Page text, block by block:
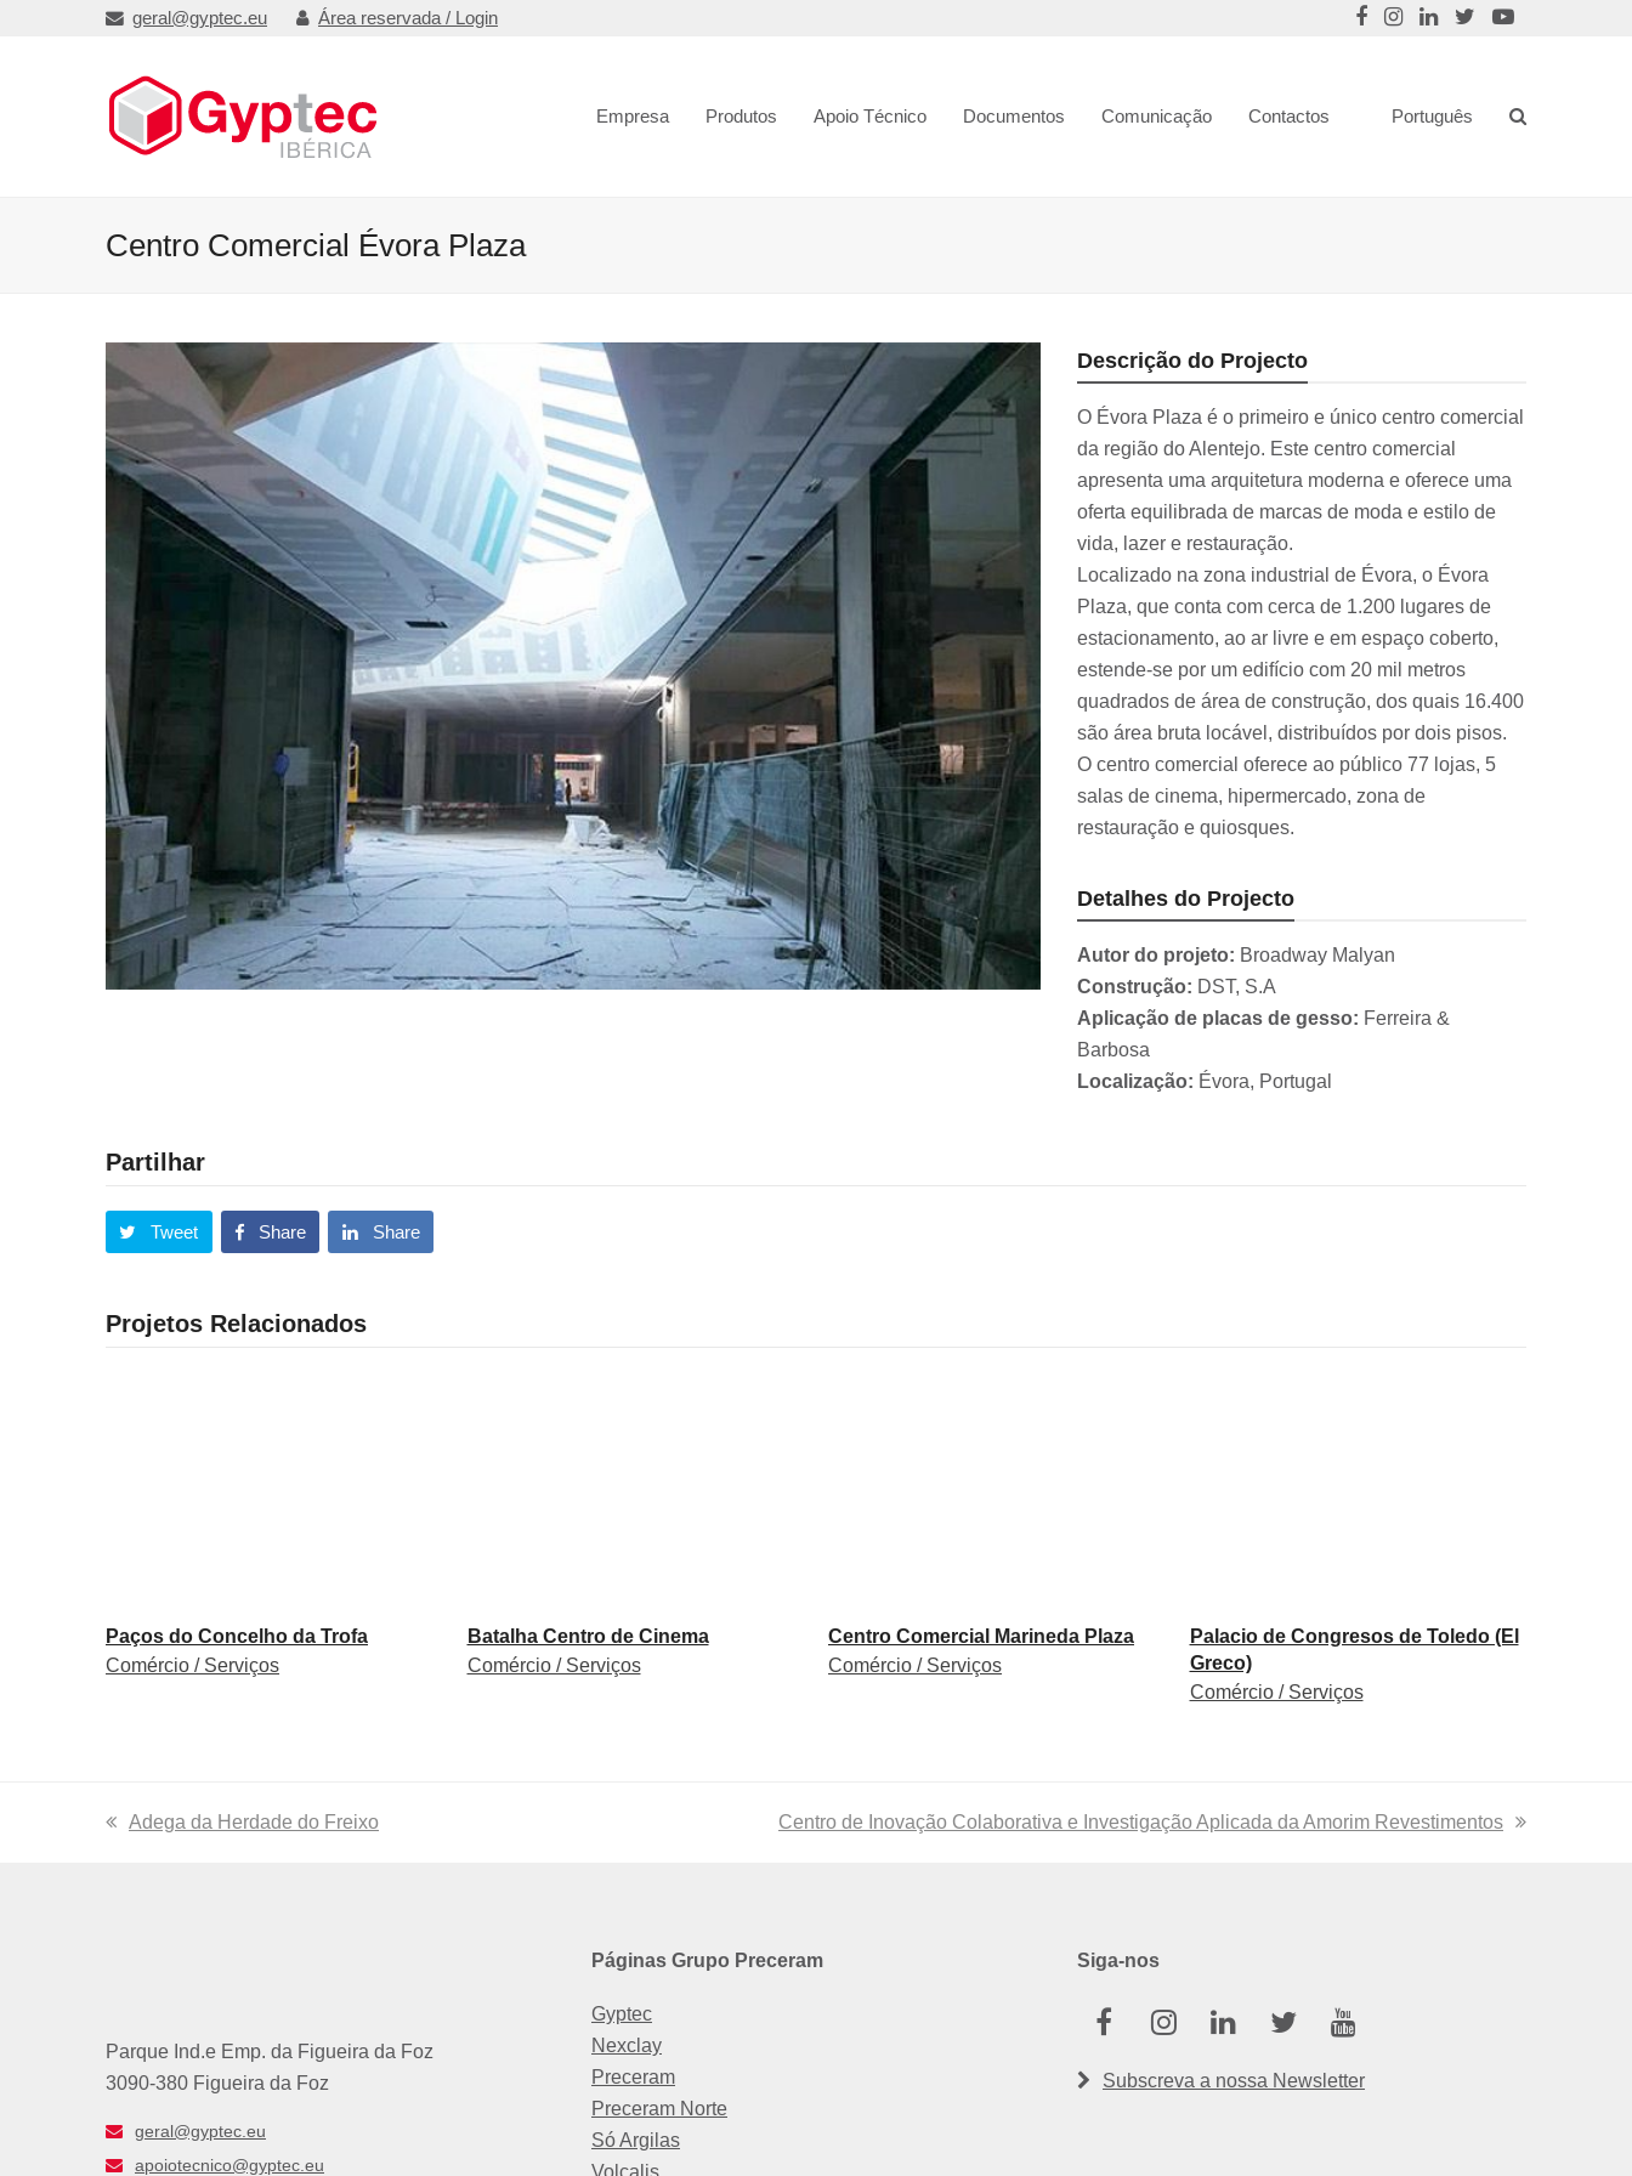
geral@gyptec.eu Área reservada / Login
Empresa Produtos Apoio Técnico Documentos Comunicação Contactos Português
Centro Comercial Évora Plaza
Descrição do Projecto
O Évora Plaza é o primeiro e único centro comercial
da região do Alentejo. Este centro comercial
apresenta uma arquitetura moderna e oferece uma
oferta equilibrada de marcas de moda e estilo de
vida, lazer e restauração.
Localizado na zona industrial de Évora, o Évora
Plaza, que conta com cerca de 1.200 lugares de
estacionamento, ao ar livre e em espaço coberto,
estende-se por um edifício com 20 mil metros
quadrados de área de construção, dos quais 16.400
são área bruta locável, distribuídos por dois pisos.
O centro comercial oferece ao público 77 lojas, 5
salas de cinema, hipermercado, zona de
restauração e quiosques.
Detalhes do Projecto
Autor do projeto: Broadway Malyan
Construção: DST, S.A
Aplicação de placas de gesso: Ferreira &
Barbosa
Localização: Évora, Portugal
Partilhar
Tweet Share Share
Projetos Relacionados
Paços do Concelho da Trofa
Comércio / Serviços
Batalha Centro de Cinema
Comércio / Serviços
Centro Comercial Marineda Plaza
Comércio / Serviços
Palacio de Congresos de Toledo (El
Greco)
Comércio / Serviços
previous
Adega da Herdade do Freixo
next
Centro de Inovação Colaborativa e Investigação Aplicada da Amorim Revestimentos
Parque Ind.e Emp. da Figueira da Foz
3090-380 Figueira da Foz
geral@gyptec.eu
apoiotecnico@gyptec.eu
Páginas Grupo Preceram
Gyptec
Nexclay
Preceram
Preceram Norte
Só Argilas
Siga-nos
Facebook
InstagramLinkedinTwitter
Subscreva a nossa Newsletter